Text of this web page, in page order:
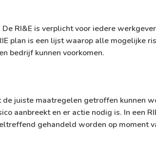
RI&E is verplicht voor iedere
plan is een lijst waarop alle mogelijke
bedrijf kunnen voorkomen.
juiste maatregelen getroffen kunnen
aanbreekt en er actie nodig is. In een
gehandeld worden op moment